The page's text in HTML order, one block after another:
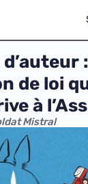
de loi
à
Mistral